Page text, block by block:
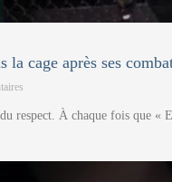
cage après ses
respect. À chaque fois que